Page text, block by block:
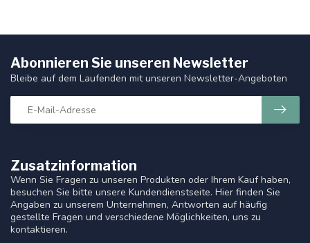
Zusatzinformation
Wenn Sie Fragen zu unseren Produkten oder Ihrem Kauf haben,
besuchen Sie bitte unsere Kundendienstseite. Hier finden Sie
Angaben zu unserem Unternehmen, Antworten auf häufig
gestellte Fragen und verschiedene Möglichkeiten, uns zu
kontaktieren.
Abonnieren Sie unseren Newsletter
Bleibe auf dem Laufenden mit unseren Newsletter-Angeboten